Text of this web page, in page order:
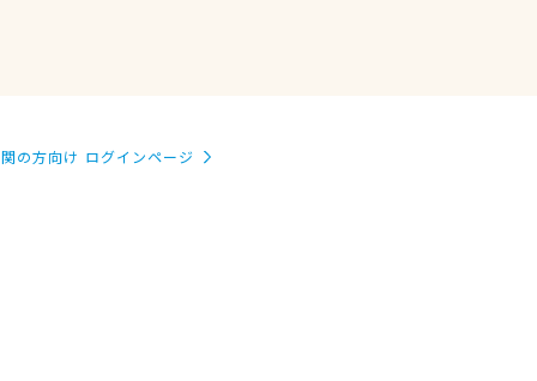
の方向け ログインページ